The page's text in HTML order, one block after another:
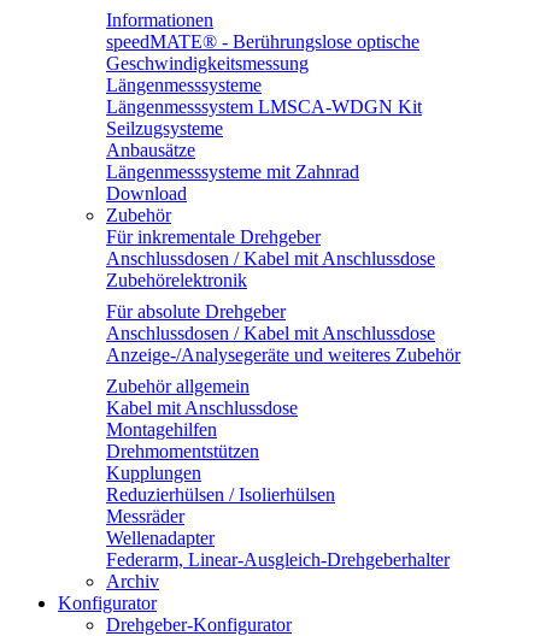
Informationen
speedMATE® - Berührungslose optische
Geschwindigkeitsmessung
Längenmesssysteme
Längenmesssystem LMSCA-WDGN Kit
Seilzugsysteme
Anbausätze
Längenmesssysteme mit Zahnrad
Download
Zubehör
Für inkrementale Drehgeber
Anschlussdosen / Kabel mit Anschlussdose
Zubehörelektronik
Für absolute Drehgeber
Anschlussdosen / Kabel mit Anschlussdose
Anzeige-/Analysegeräte und weiteres Zubehör
Zubehör allgemein
Kabel mit Anschlussdose
Montagehilfen
Drehmomentstützen
Kupplungen
Reduzierhülsen / Isolierhülsen
Messräder
Wellenadapter
Federarm, Linear-Ausgleich-Drehgeberhalter
Archiv
Konfigurator
Drehgeber-Konfigurator